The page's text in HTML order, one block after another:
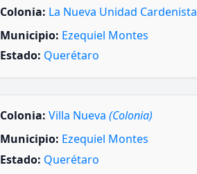
Colonia: La Nueva Unidad Cardenista
Municipio: Ezequiel Montes
Estado: Querétaro
Colonia: Villa Nueva (Colonia)
Municipio: Ezequiel Montes
Estado: Querétaro